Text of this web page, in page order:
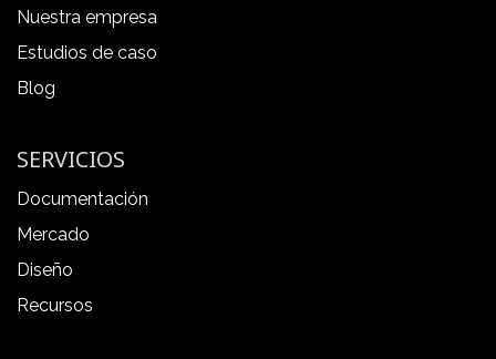
Nuestra empresa
Estudios de caso
Blog
SERVICIOS
Documentación
Mercado
Diseño
Recursos